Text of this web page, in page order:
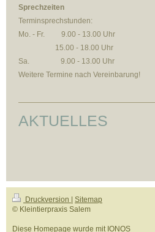
Sprechzeiten
Terminsprechstunden:
Mo. - Fr. 9.00 - 13.00 Uhr
15.00 - 18.00 Uhr
Sa. 9.00 - 13.00 Uhr
Weitere Termine nach Vereinbarung!
AKTUELLES
Druckversion
Sitemap
© Kleintierpraxis Salem
Diese Homepage wurde mit IONOS